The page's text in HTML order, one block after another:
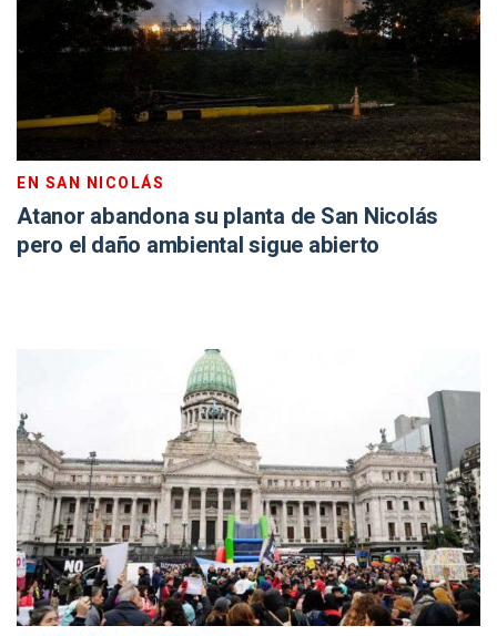
EN SAN NICOLÁS
Atanor abandona su planta de San Nicolás
pero el daño ambiental sigue abierto